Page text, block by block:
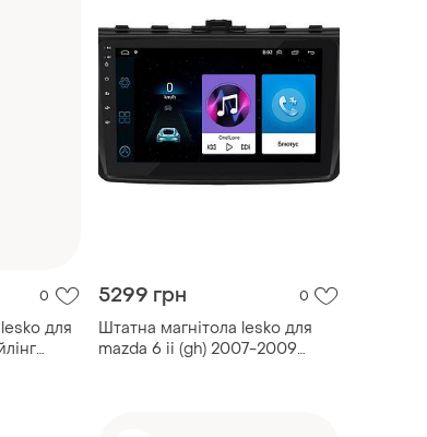
0
для
5299 грн 0
Штатна магнітола lesko для
mazda 6 ii (gh) 2007-2009